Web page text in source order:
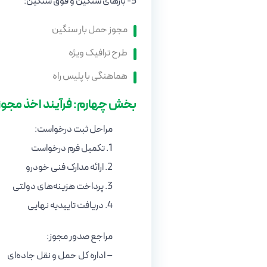
مجوز حمل بار سنگین
طرح ترافیک ویژه
هماهنگی با پلیس راه
بخش چهارم: فرآیند اخذ
مراحل ثبت درخواست:
1. تکمیل فرم درخواست
2. ارائه مدارک فنی خودرو
3. پرداخت هزینه‌های دولتی
4. دریافت تاییدیه نهایی
مراجع صدور مجوز:
– اداره کل حمل و نقل جاده‌ای